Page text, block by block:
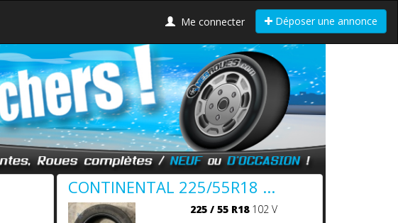
Me connecter Déposer une annonce
CONTINENTAL 225/55R18 ...
225 / 55 R18102 V